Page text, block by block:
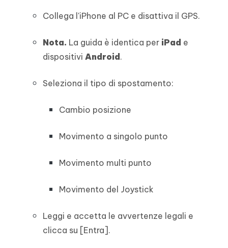
Collega l'iPhone al PC e disattiva il GPS.
Nota. La guida è identica per iPad e
dispositivi Android .
Seleziona il tipo di spostamento:
Cambio posizione
Movimento a singolo punto
Movimento multi punto
Movimento del Joystick
Leggi e accetta le avvertenze legali e
clicca su [Entra].